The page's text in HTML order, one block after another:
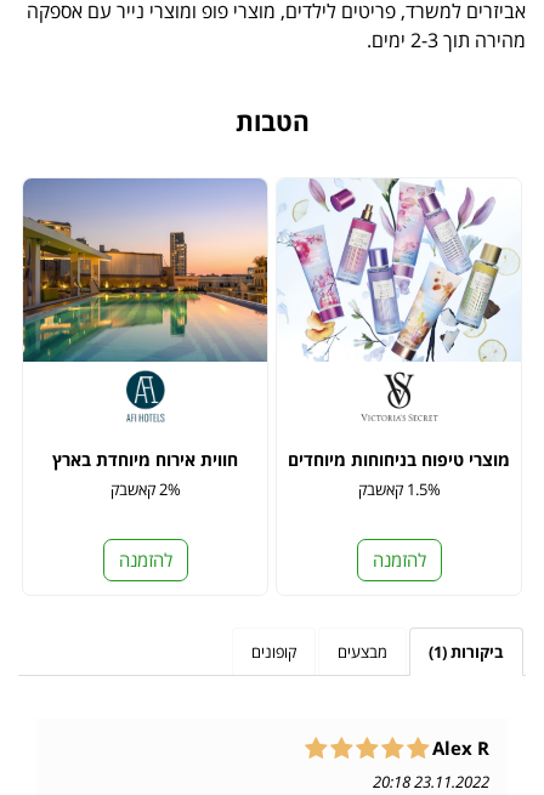
אביזרים למשרד, פריטים לילדים, מוצרי פופ ומוצרי נייר עם אספקה
מהירה תוך 2-3 ימים.
הטבות
מוצרי טיפוח בניחוחות מיוחדים
1.5% קאשבק
להזמנה
חווית אירוח מיוחדת בארץ
2% קאשבק
להזמנה
ביקורות (1) מבצעים קופונים
Alex R
23.11.2022 20:18